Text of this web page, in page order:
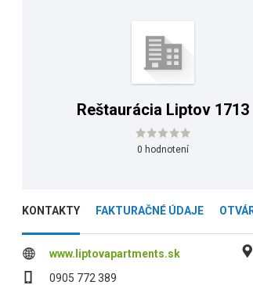
Reštaurácia Liptov 1713
0 hodnotení
KONTAKTY FAKTURAČNÉ ÚDAJE
www.liptovapartments.sk
0905 772 389